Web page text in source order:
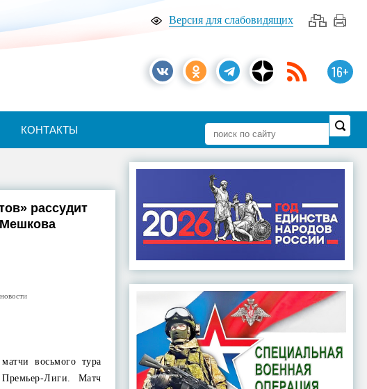
Версия для слабовидящих
16+
КОНТАКТЫ
рассудит
восьмого тура
Лиги. Матч